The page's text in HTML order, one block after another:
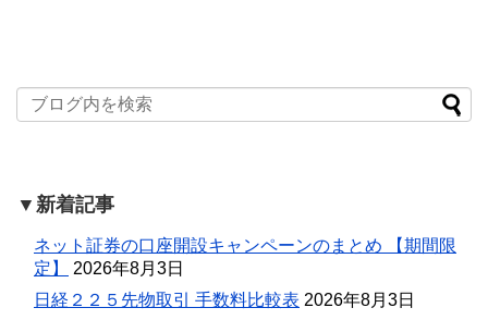
▼新着記事
ネット証券の口座開設キャンペーンのまとめ 【期間限
定】
2026年8月3日
日経２２５先物取引 手数料比較表 2026年8月3日